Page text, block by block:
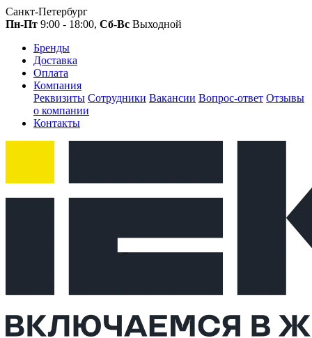
Санкт-Петербург
Пн-Пт 9:00 - 18:00, Сб-Вс Выходной
Бренды
Доставка
Оплата
Компания
Реквизиты Сотрудники Вакансии Вопрос-ответ Отзывы
о компании
Контакты